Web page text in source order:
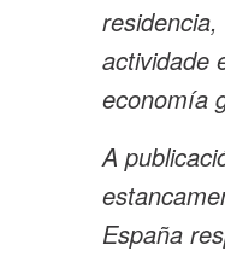
actividade
economía
A
España